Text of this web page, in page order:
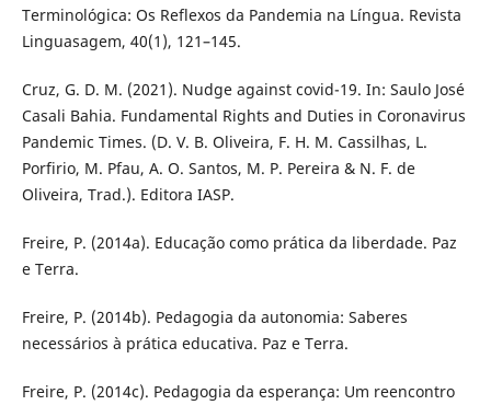
Terminológica: Os Reflexos da Pandemia na Língua. Revista
Linguasagem, 40(1), 121–145.
Cruz, G. D. M. (2021). Nudge against covid-19. In: Saulo José
Casali Bahia. Fundamental Rights and Duties in Coronavirus
Pandemic Times. (D. V. B. Oliveira, F. H. M. Cassilhas, L.
Porfirio, M. Pfau, A. O. Santos, M. P. Pereira & N. F. de
Oliveira, Trad.). Editora IASP.
Freire, P. (2014a). Educação como prática da liberdade. Paz
e Terra.
Freire, P. (2014b). Pedagogia da autonomia: Saberes
necessários à prática educativa. Paz e Terra.
Freire, P. (2014c). Pedagogia da esperança: Um reencontro